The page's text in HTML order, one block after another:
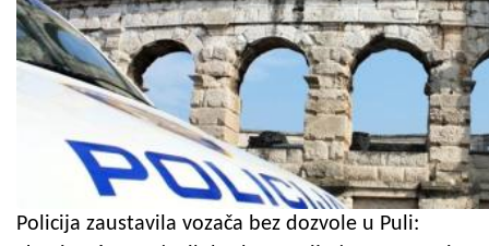
Policija zaustavila vozača bez dozvole u Puli: